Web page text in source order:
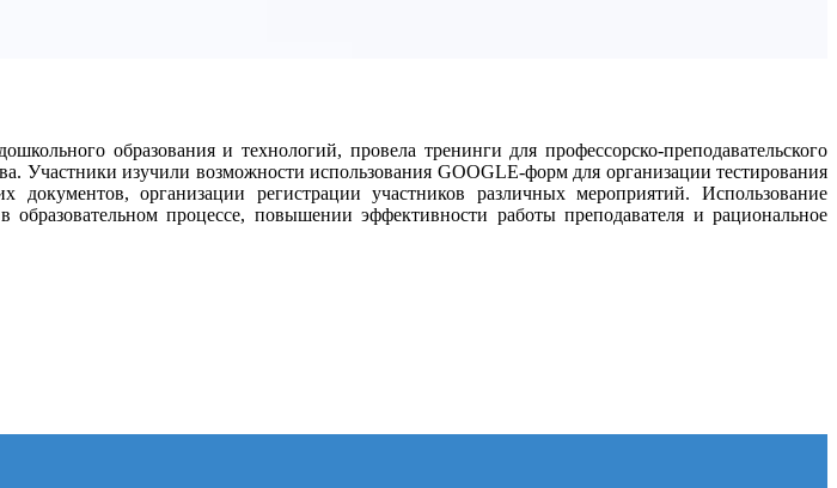
образования и технологий, провела тренинги для профессорско-преподавательского
Участники изучили возможности использования GOOGLE-форм для организации тестирования
документов, организации регистрации участников различных мероприятий. Использование
образовательном процессе, повышении эффективности работы преподавателя и рациональное